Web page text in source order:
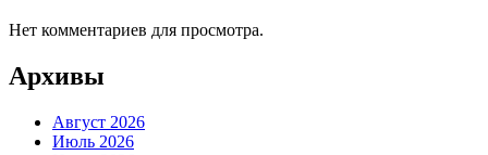
Нет комментариев для просмотра.
Архивы
Август 2026
Июль 2026